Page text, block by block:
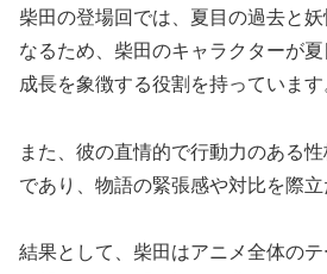
柴田の登場回では、夏目の過去と
なるため、柴田のキャラクターが
成長を象徴する役割を持っています
また、彼の直情的で行動力のある
であり、物語の緊張感や対比を際立
結果として、柴田はアニメ全体のテ